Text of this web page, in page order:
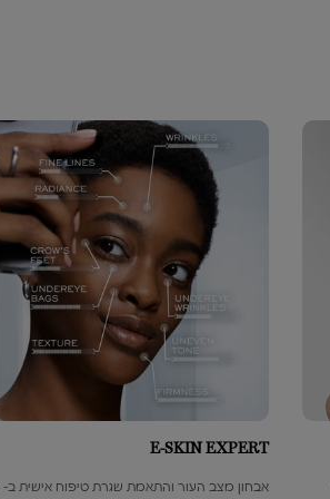
E-SKIN EXPERT​